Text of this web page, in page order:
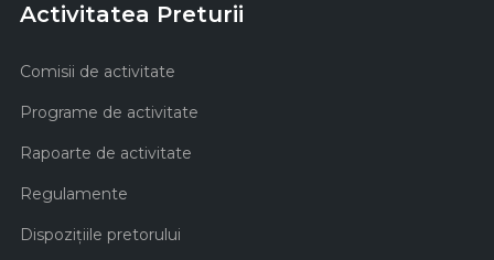
Activitatea Preturii
Comisii de activitate
Programe de activitate
Rapoarte de activitate
Regulamente
Dispozițiile pretorului